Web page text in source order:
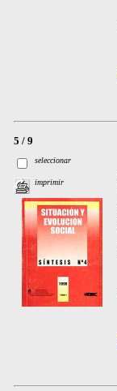
5 / 9
seleccionar
imprimir